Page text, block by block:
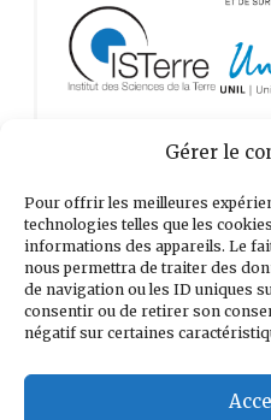
Gérer le
Pour offrir les meilleures
technologies telles que les
informations des appareils. Le
nous permettra de traiter des
de navigation ou les ID uniques
consentir ou de retirer son
négatif sur certaines